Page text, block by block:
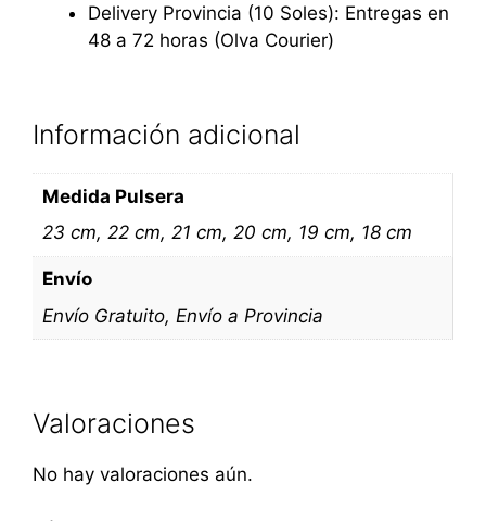
Delivery Provincia (10 Soles): Entregas en
48 a 72 horas (Olva Courier)
Información adicional
Medida Pulsera
23 cm, 22 cm, 21 cm, 20 cm, 19 cm, 18 cm
Envío
Envío Gratuito, Envío a Provincia
Valoraciones
No hay valoraciones aún.